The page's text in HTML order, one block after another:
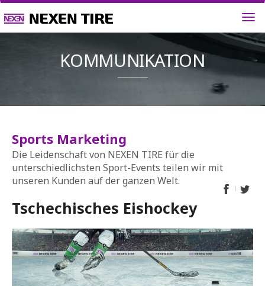
Sports Marketing
Die Leidenschaft von NEXEN TIRE für die
unterschiedlichsten Sport-Events teilen wir mit
unseren Kunden auf der ganzen Welt.
Tschechisches Eishockey